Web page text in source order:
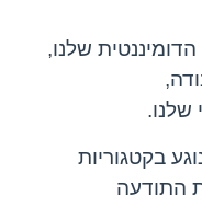
שלנו,
שלנו.
בקטגוריות
התודעה